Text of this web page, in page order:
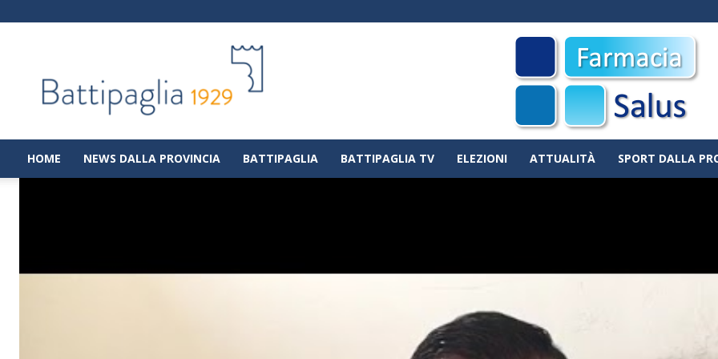
|
Notizie
dalla
città
di
HOME NEWS DALLA PROVINCIA BATTIPAGLIA BATTIPAGLIA TV ELEZIONI ATTUALITÀ SPORT DALLA